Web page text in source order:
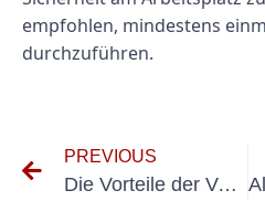
empfohlen, mindestens
durchzuführen.
PREVIOUS
Die Vorteile der Verwendung eines E-Check-Geräts für Ihr Unternehmen